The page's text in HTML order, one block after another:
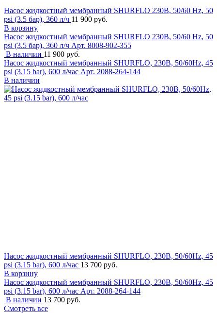
Насос жидкостный мембранный SHURFLO 230В, 50/60 Hz, 50
psi (3.5 бар), 360 л/ч 11 900 руб.
В корзину
Насос жидкостный мембранный SHURFLO 230В, 50/60 Hz, 50
psi (3.5 бар), 360 л/ч Арт. 8008-902-355
В наличии 11 900 руб.
Насос жидкостный мембранный SHURFLO, 230B, 50/60Hz, 45
psi (3.15 bar), 600 л/час Арт. 2088-264-144
В наличии
Насос жидкостный мембранный SHURFLO, 230B, 50/60Hz, 45
psi (3.15 bar), 600 л/час 13 700 руб.
В корзину
Насос жидкостный мембранный SHURFLO, 230B, 50/60Hz, 45
psi (3.15 bar), 600 л/час Арт. 2088-264-144
В наличии 13 700 руб.
Смотреть все